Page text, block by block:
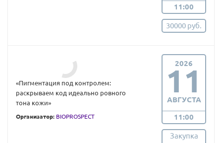
11:00
30000 руб.
«Пигментация под контролем:
раскрываем код идеально ровного
тона кожи»
Организатор: BIOPROSPECT
2026
11
АВГУСТА
11:00
Закупка